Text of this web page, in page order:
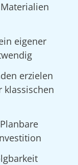
eigener
erzielen
klassischen